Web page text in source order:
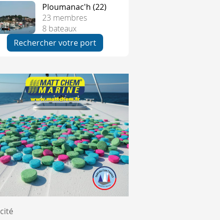
de Bayonne, à Anglet. Le chantier sera ouvert au
du projet et à mobiliser les réseaux locaux
25 ans, mais également la perte d'un symbole fort
de Bayonne, à Anglet. Le chantier sera ouvert au
du projet et à mobiliser les réseaux locaux
la frégate deviendrait juridiquement un actif à
Ploumanac'h (22)
23 membres
8 bateaux
Rechercher votre port